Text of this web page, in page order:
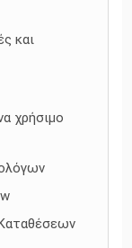
και
χρήσιμο